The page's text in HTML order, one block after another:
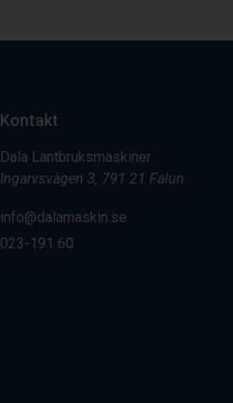
Kontakt
Dala Lantbruksmaskiner
Ingarvsvägen 3, 791 21 Falun
info@dalamaskin.se
023-191 60